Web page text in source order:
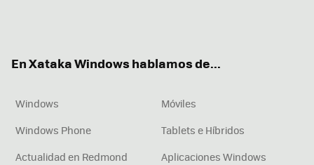
En Xataka Windows hablamos de...
Windows
Móviles
Windows Phone
Tablets e Híbridos
Actualidad en Redmond
Aplicaciones Windows